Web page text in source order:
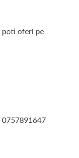
poti oferi pe
0757891647